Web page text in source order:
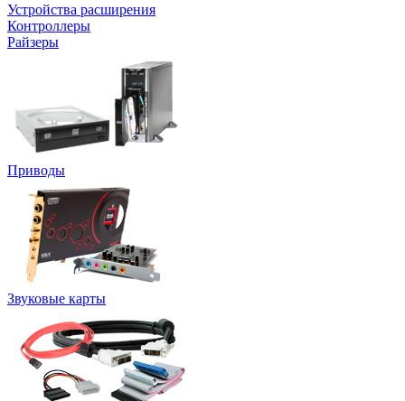
Устройства расширения
Контроллеры
Райзеры
Приводы
Звуковые карты